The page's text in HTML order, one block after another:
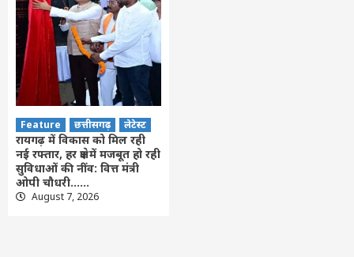
Feature छत्तीसगढ़ लेटेस्ट
रायगढ़ में विकास को मिल रही
नई रफ्तार, हर क्षेत्र में मजबूत हो रही
सुविधाओं की नींव: वित्त मंत्री
ओपी चौधरी……
August 7, 2026